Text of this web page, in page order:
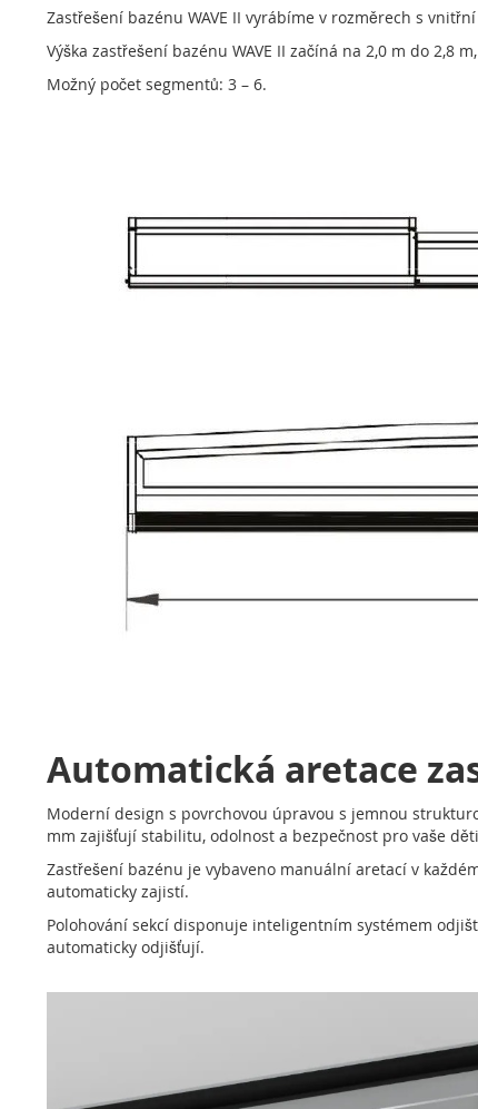
Zastřešení bazénu WAVE II vyrábíme v rozměrech s
Výška zastřešení bazénu WAVE II začíná na 2,0 m do 2,8
Možný počet segmentů: 3 – 6.
Automatická aretace
Moderní design s povrchovou úpravou s jemnou
mm zajišťují stabilitu, odolnost a bezpečnost pro vaše
Zastřešení bazénu je vybaveno manuální aretací v
automaticky zajistí.
Polohování sekcí disponuje inteligentním systémem
automaticky odjišťují.